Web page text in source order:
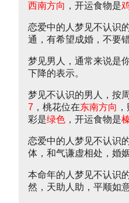
西南方向 ，开运食物是
恋爱中的人梦见不认识
通，有希望成婚，不要
梦见男人，通常来说是
下降的表示。
梦见不认识的男人，按
7 ，桃花位在东南方向
彩是绿色 ，开运食物是
恋爱中的人梦见不认识
体，和气谦虚相处，婚姻
本命年的人梦见不认识
然，天助人助，平顺如意